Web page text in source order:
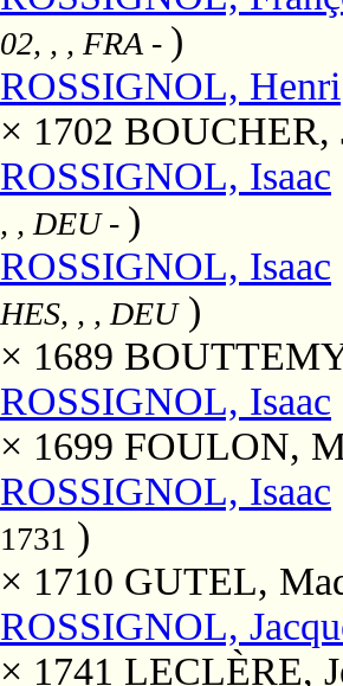
02, , , FRA - )
ROSSIGNOL, Henri
× 1702 BOUCHER,
ROSSIGNOL, Isaac
, , DEU- )
ROSSIGNOL, Isaac
HES, , , DEU)
× 1689
ROSSIGNOL, Isaac
× 1699 FOULON,
ROSSIGNOL, Isaac
1731 )
× 1710 GUTEL,
ROSSIGNOL,
× 1741 LECLÈRE,